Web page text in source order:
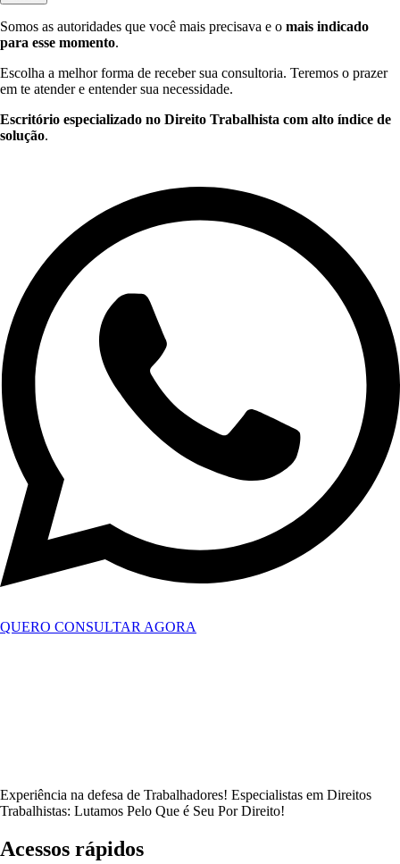
Somos as autoridades que você mais precisava e o mais indicado
para esse momento.
Escolha a melhor forma de receber sua consultoria. Teremos o prazer
em te atender e entender sua necessidade.
Escritório especializado no Direito Trabalhista com alto índice de
solução.
QUERO CONSULTAR AGORA
Acessos rápidos
Rina Advogados
áreas de atuação